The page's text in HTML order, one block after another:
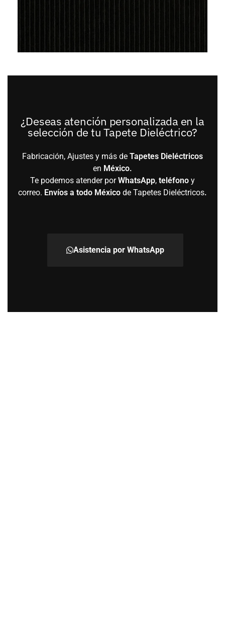
¿Deseas atención personalizada en la
selección de tu Tapete Dieléctrico?
Fabricación, Ajustes y más de Tapetes Dieléctricos
en México.
Te podemos atender porWhatsApp, teléfono y
correo. Envíos a todo México de Tapetes Dieléctricos.
Asistencia por WhatsApp